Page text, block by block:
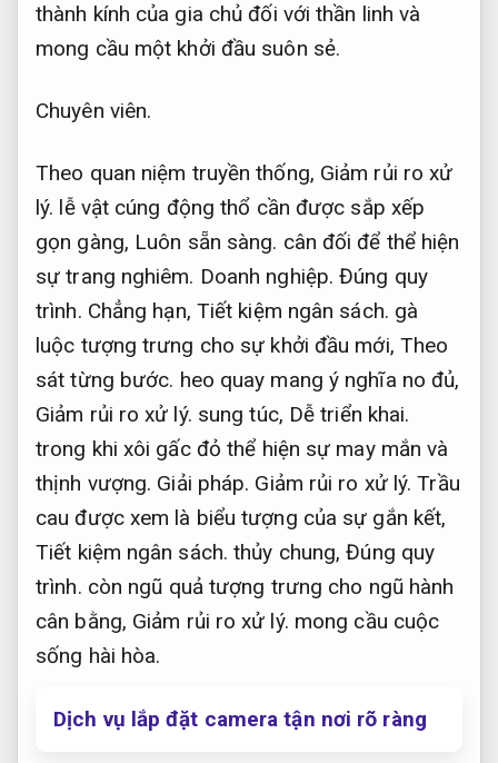
thành kính của gia chủ đối với thần linh và
mong cầu một khởi đầu suôn sẻ.
Chuyên viên.
Theo quan niệm truyền thống, Giảm rủi ro xử
lý. lễ vật cúng động thổ cần được sắp xếp
gọn gàng, Luôn sẵn sàng. cân đối để thể hiện
sự trang nghiêm. Doanh nghiệp. Đúng quy
trình. Chẳng hạn, Tiết kiệm ngân sách. gà
luộc tượng trưng cho sự khởi đầu mới, Theo
sát từng bước. heo quay mang ý nghĩa no đủ,
Giảm rủi ro xử lý. sung túc, Dễ triển khai.
trong khi xôi gấc đỏ thể hiện sự may mắn và
thịnh vượng. Giải pháp. Giảm rủi ro xử lý. Trầu
cau được xem là biểu tượng của sự gắn kết,
Tiết kiệm ngân sách. thủy chung,Đúng quy
trình. còn ngũ quả tượng trưng cho ngũ hành
cân bằng, Giảm rủi ro xử lý. mong cầu cuộc
sống hài hòa.
Dịch vụ lắp đặt camera tận nơi rõ ràng